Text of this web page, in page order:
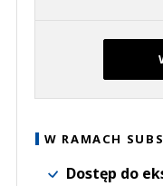
W RAMACH
Dostęp do